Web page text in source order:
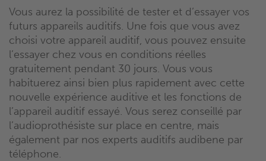
Vous aurez la possibilité de tester et d’essayer vos
futurs appareils auditifs. Une fois que vous avez
choisi votre appareil auditif, vous pouvez ensuite
l’essayer chez vous en conditions réelles
gratuitement pendant 30 jours. Vous vous
habituerez ainsi bien plus rapidement avec cette
nouvelle expérience auditive et les fonctions de
l’appareil auditif essayé. Vous serez conseillé par
l’audioprothésiste sur place en centre, mais
également par nos experts auditifs audibene par
téléphone.